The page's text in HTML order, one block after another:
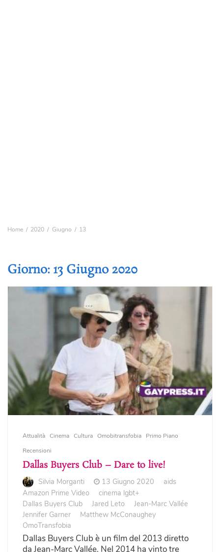
Home 2020 Giugno 13
Giorno: 13 Giugno 2020
Attualità Cinema Cultura Omobitransfobia
Primo Piano
Recensioni
Dallas Buyers Club – Dare to live!
Silvia Morganti 13 Giugno 2020
aids
Amazon Prime Video
cinema lgbt+
Dallas Buyers Club
Jared Leto
Jean-Marc Vallée
Jennifer Garner
Matthew McConaughey
OmoTransfobia
Dallas Buyers Club è un film del 2013 diretto
da Jean-Marc Vallée. Nel 2014 ha vinto tre